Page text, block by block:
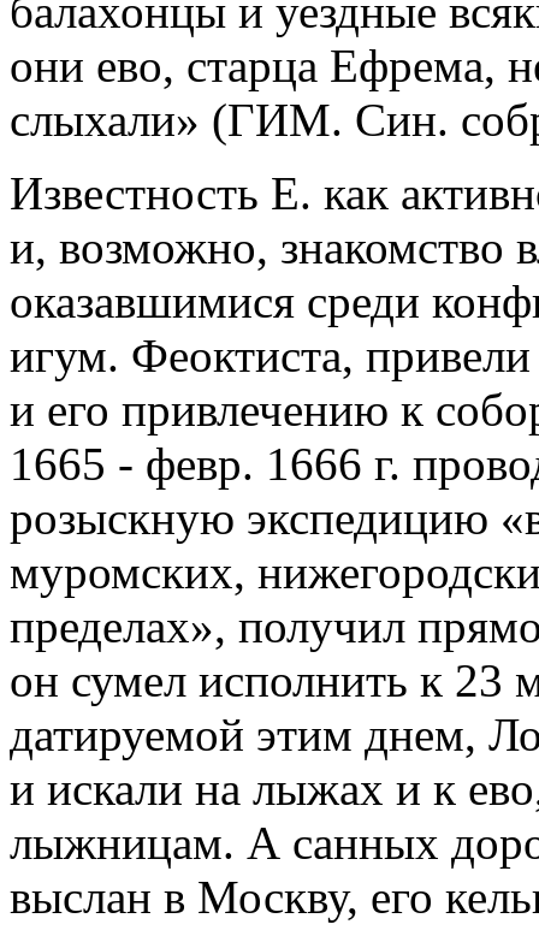
балахонцы и уездные
они ево, старца Ефрема,
слыхали» (ГИМ. Син.
Известность Е. как
и, возможно, знакомство
оказавшимися среди
игум. Феоктиста,
и его привлечению к
1665 - февр. 1666 г.
розыскную экспедицию
муромских,
пределах», получил
он сумел исполнить к 23
датируемой этим днем,
и искали на лыжах и к
лыжницам. А санных
выслан в Москву, его